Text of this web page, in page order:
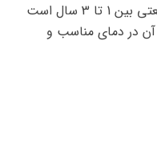
متوسط طول عمر ترموکوپل های صنعتی بین 1 تا 3 سال است
آن در دمای مناسب و